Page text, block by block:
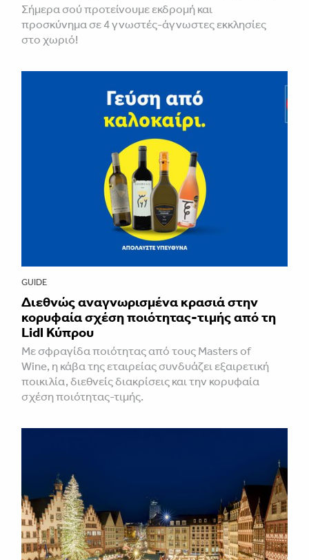
Σήμερα σού προτείνουμε εκδρομή και
προσκύνημα σε 4 γνωστές-άγνωστες εκκλησίες
στο χωριό!
GUIDE
Διεθνώς αναγνωρισμένα κρασιά στην
κορυφαία σχέση ποιότητας-τιμής από τη
Lidl Κύπρου
Με σφραγίδα ποιότητας από τους Masters of
Wine, η κάβα της εταιρείας συνδυάζει εξαιρετική
ποικιλία, διεθνείς διακρίσεις και την κορυφαία
σχέση ποιότητας-τιμής.